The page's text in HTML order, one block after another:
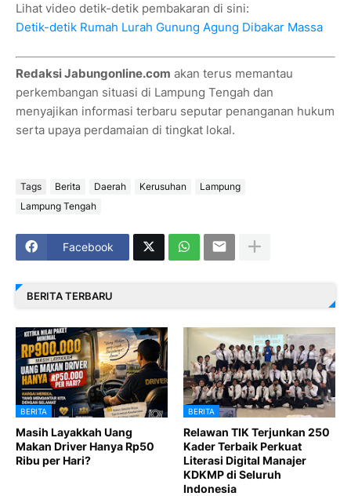
Lihat video detik-detik pembakaran di sini:
Detik-detik Rumah Lurah Gunung Agung Dibakar Massa
Redaksi Jabungonline.com akan terus memantau
perkembangan situasi di Lampung Tengah dan
menyajikan informasi terbaru seputar penanganan hukum
serta upaya perdamaian di tingkat lokal.
Tags Berita Daerah Kerusuhan
Lampung
Lampung Tengah
Facebook
BERITA TERBARU
BERITA
Masih Layakkah Uang
Makan Driver Hanya Rp50
Ribu per Hari?
BERITA
Relawan TIK Terjunkan 250
Kader Terbaik Perkuat
Literasi Digital Manajer
KDKMP di Seluruh
Indonesia